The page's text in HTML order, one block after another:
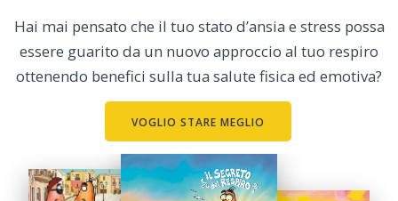
Hai mai pensato che il tuo stato d’ansia e stress possa
essere guarito da un nuovo approccio al tuo respiro
ottenendo benefici sulla tua salute fisica ed emotiva?
VOGLIO STARE MEGLIO